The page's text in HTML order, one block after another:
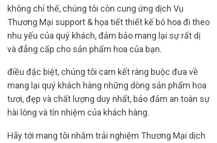
không chỉ thế, chúng tôi còn cung ứng dịch Vụ
Thương Mại support & họa tiết thiết kế bó hoa đi theo
nhu yếu của quý khách, đảm bảo mang lại sự rất dị
và đẳng cấp cho sản phẩm hoa của bạn.
điều đặc biệt, chúng tôi cam kết ràng buộc đưa về
mang lại quý khách hàng những dòng sản phẩm hoa
tươi, đẹp và chất lượng duy nhất, bảo đảm an toàn sự
hài lòng và tín nhiệm của khách hàng.
Hãy tới mang tôi nhằm trải nghiệm Thương Mại dịch